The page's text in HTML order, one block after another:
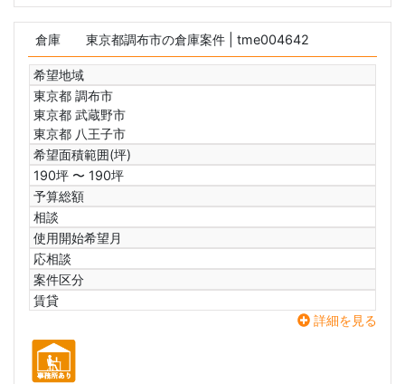
倉庫 東京都調布市の倉庫案件 | tme004642
希望地域
東京都 調布市
東京都 武蔵野市
東京都 八王子市
希望面積範囲(坪)
190坪 〜 190坪
予算総額
相談
使用開始希望月
応相談
案件区分
賃貸
詳細を見る